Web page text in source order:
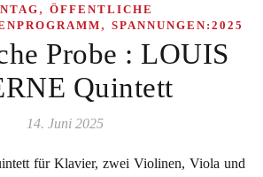
, ÖFFENTLICHE
, SPANNUNGEN:2025
Probe : LOUIS
Quintett
14. Juni 2025